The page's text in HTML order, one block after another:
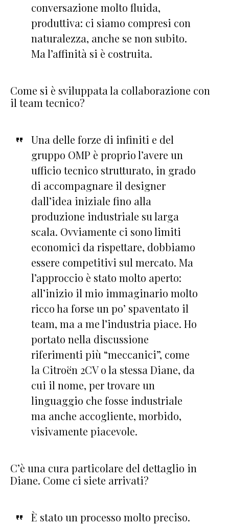
conversazione molto fluida,
produttiva: ci siamo compresi con
naturalezza, anche se non subito.
Ma l’affinità si è costruita.
Come si è sviluppata la collaborazione con
il team tecnico?
Una delle forze di infiniti e del
gruppo OMP è proprio l’avere un
ufficio tecnico strutturato, in grado
di accompagnare il designer
dall’idea iniziale fino alla
produzione industriale su larga
scala. Ovviamente ci sono limiti
economici da rispettare, dobbiamo
essere competitivi sul mercato. Ma
l’approccio è stato molto aperto:
all’inizio il mio immaginario molto
ricco ha forse un po’ spaventato il
team, ma a me l’industria piace. Ho
portato nella discussione
riferimenti più “meccanici”, come
la Citroën 2CV o la stessa Diane, da
cui il nome, per trovare un
linguaggio che fosse industriale
ma anche accogliente, morbido,
visivamente piacevole.
C’è una cura particolare del dettaglio in
Diane. Come ci siete arrivati?
È stato un processo molto preciso.